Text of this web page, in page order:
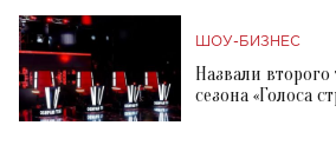
ШОУ-БИЗНЕС
Назвали второго
сезона «Голоса